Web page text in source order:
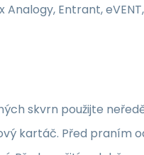
Analogy, Entrant,
skvrn použijte
kartáč. Před praním